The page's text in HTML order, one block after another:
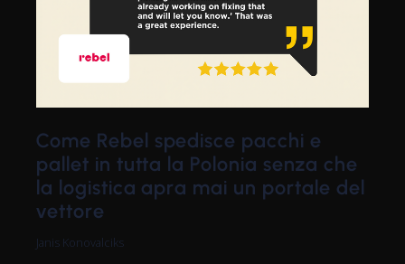
Come Rebel spedisce pacchi e
pallet in tutta la Polonia senza che
la logistica apra mai un portale del
vettore
Janis Konovalciks